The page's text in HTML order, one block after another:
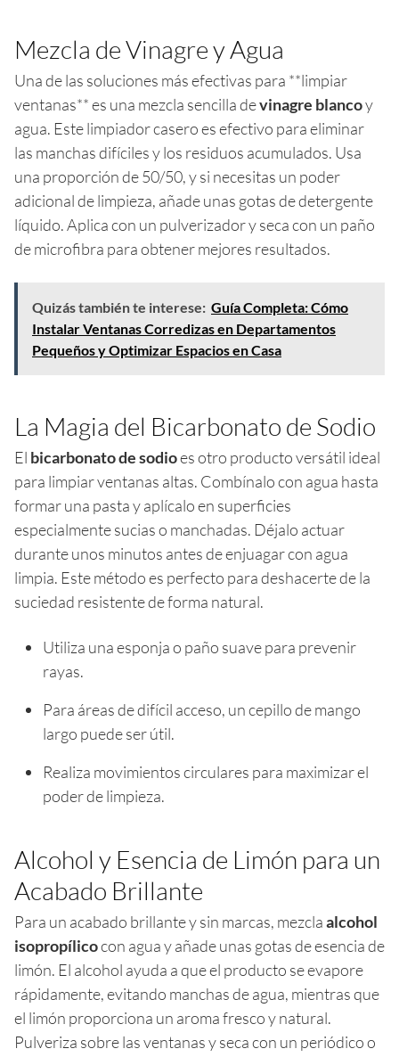
Mezcla de Vinagre y Agua
Una de las soluciones más efectivas para **limpiar
ventanas** es una mezcla sencilla devinagre blancoy
agua. Este limpiador casero es efectivo para eliminar
las manchas difíciles y los residuos acumulados. Usa
una proporción de 50/50, y si necesitas un poder
adicional de limpieza, añade unas gotas de detergente
líquido. Aplica con un pulverizador y seca con un paño
de microfibra para obtener mejores resultados.
Quizás también te interese: Guía Completa: Cómo
Instalar Ventanas Corredizas en Departamentos
Pequeños y Optimizar Espacios en Casa
La Magia del Bicarbonato de Sodio
El bicarbonato de sodioes otro producto versátil ideal
para limpiar ventanas altas. Combínalo con agua hasta
formar una pasta y aplícalo en superficies
especialmente sucias o manchadas. Déjalo actuar
durante unos minutos antes de enjuagar con agua
limpia. Este método es perfecto para deshacerte de la
suciedad resistente de forma natural.
Utiliza una esponja o paño suave para prevenir
rayas.
Para áreas de difícil acceso, un cepillo de mango
largo puede ser útil.
Realiza movimientos circulares para maximizar el
poder de limpieza.
Alcohol y Esencia de Limón para un
Acabado Brillante
Para un acabado brillante y sin marcas, mezclaalcohol
isopropílicocon agua y añade unas gotas de esencia de
limón. El alcohol ayuda a que el producto se evapore
rápidamente, evitando manchas de agua, mientras que
el limón proporciona un aroma fresco y natural.
Pulveriza sobre las ventanas y seca con un periódico o